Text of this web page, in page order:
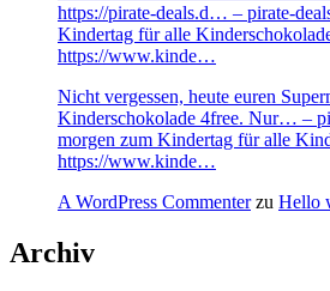
https://pirate-deals.d… – pirate-
Kindertag für alle
https://www.kinde…
Nicht vergessen, heute euren
Kinderschokolade 4free. Nur… –
morgen zum Kindertag für alle
https://www.kinde…
A WordPress Commenterzu Hello
Archiv